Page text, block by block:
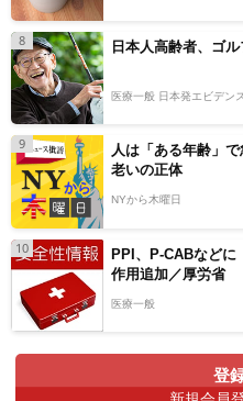
8 日本人高齢者、ゴ
医療一般 日本発エビデン
9
人は「ある年齢」
老いの正体
NYから木曜日
10
PPI、P-CABなどに
作用追加／厚労省
医療一般
登